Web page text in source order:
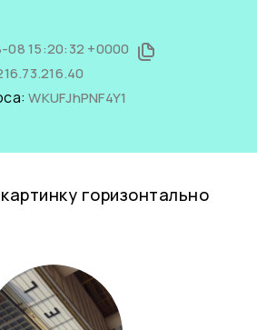
15:20:32 +0000
WKUFJhPNF4Y1
горизонтально